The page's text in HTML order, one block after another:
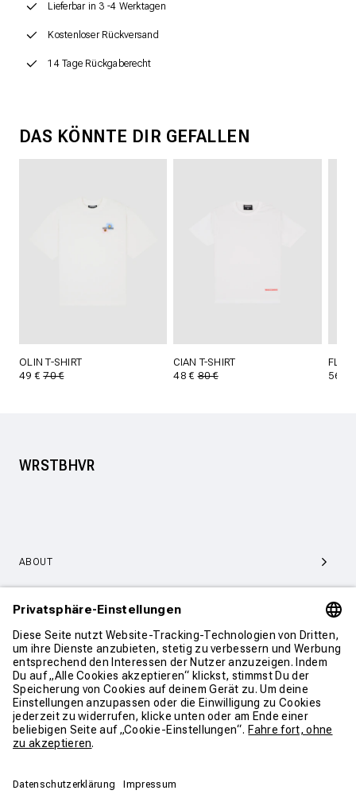
Lieferbar in 3 -4 Werktagen
Kostenloser Rückversand
14 Tage Rückgaberecht
DAS KÖNNTE DIR GEFALLEN
OLIN T-SHIRT
49 €70 €
CIAN T-SHIRT
48 €80 €
56 €
WRSTBHVR
ABOUT
SERVICE & SUPPORT
KONTAKT